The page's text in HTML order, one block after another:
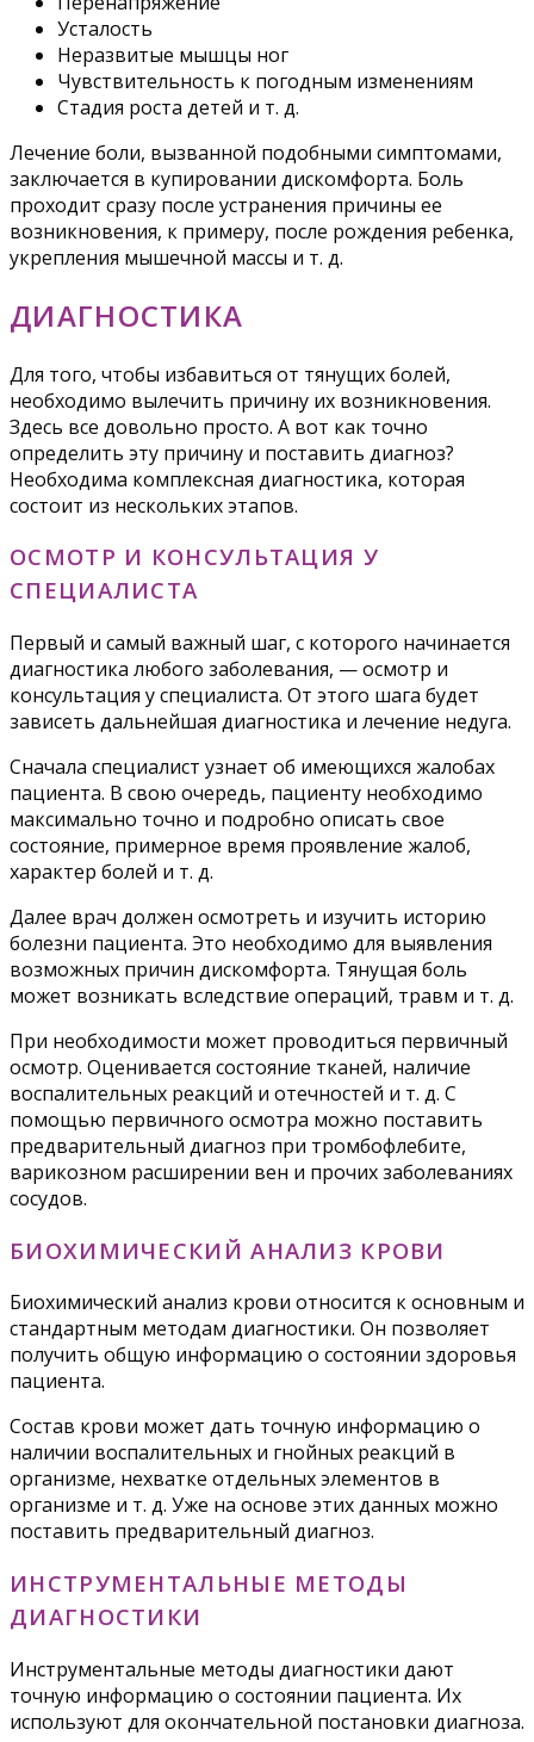
Усталость
Неразвитые мышцы ног
Чувствительность к погодным изменениям
Стадия роста детей и т. д.
Лечение боли, вызванной подобными симптомами,
заключается в купировании дискомфорта. Боль
проходит сразу после устранения причины ее
возникновения, к примеру, после рождения ребенка,
укрепления мышечной массы и т. д.
ДИАГНОСТИКА
Для того, чтобы избавиться от тянущих болей,
необходимо вылечить причину их возникновения.
Здесь все довольно просто. А вот как точно
определить эту причину и поставить диагноз?
Необходима комплексная диагностика, которая
состоит из нескольких этапов.
ОСМОТР И КОНСУЛЬТАЦИЯ У
СПЕЦИАЛИСТА
Первый и самый важный шаг, с которого начинается
диагностика любого заболевания, — осмотр и
консультация у специалиста. От этого шага будет
зависеть дальнейшая диагностика и лечение недуга.
Сначала специалист узнает об имеющихся жалобах
пациента. В свою очередь, пациенту необходимо
максимально точно и подробно описать свое
состояние, примерное время проявление жалоб,
характер болей и т. д.
Далее врач должен осмотреть и изучить историю
болезни пациента. Это необходимо для выявления
возможных причин дискомфорта. Тянущая боль
может возникать вследствие операций, травм и т. д.
При необходимости может проводиться первичный
осмотр. Оценивается состояние тканей, наличие
воспалительных реакций и отечностей и т. д. С
помощью первичного осмотра можно поставить
предварительный диагноз при тромбофлебите,
варикозном расширении вен и прочих заболеваниях
сосудов.
БИОХИМИЧЕСКИЙ АНАЛИЗ КРОВИ
Биохимический анализ крови относится к основным и
стандартным методам диагностики. Он позволяет
получить общую информацию о состоянии здоровья
пациента.
Состав крови может дать точную информацию о
наличии воспалительных и гнойных реакций в
организме, нехватке отдельных элементов в
организме и т. д. Уже на основе этих данных можно
поставить предварительный диагноз.
ИНСТРУМЕНТАЛЬНЫЕ МЕТОДЫ
ДИАГНОСТИКИ
Инструментальные методы диагностики дают
точную информацию о состоянии пациента. Их
используют для окончательной постановки диагноза.